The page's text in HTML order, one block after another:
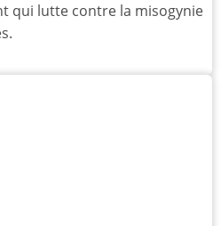
qui lutte contre la misogynie